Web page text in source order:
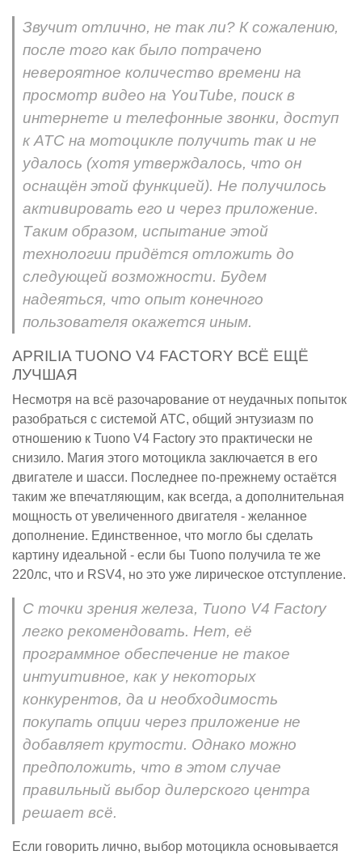
Звучит отлично, не так ли? К сожалению,
после того как было потрачено
невероятное количество времени на
просмотр видео на YouTube, поиск в
интернете и телефонные звонки, доступ
к ATC на мотоцикле получить так и не
удалось (хотя утверждалось, что он
оснащён этой функцией). Не получилось
активировать его и через приложение.
Таким образом, испытание этой
технологии придётся отложить до
следующей возможности. Будем
надеяться, что опыт конечного
пользователя окажется иным.
APRILIA TUONO V4 FACTORY ВСЁ ЕЩЁ
ЛУЧШАЯ
Несмотря на всё разочарование от неудачных попыток
разобраться с системой ATC, общий энтузиазм по
отношению к Tuono V4 Factory это практически не
снизило. Магия этого мотоцикла заключается в его
двигателе и шасси. Последнее по-прежнему остаётся
таким же впечатляющим, как всегда, а дополнительная
мощность от увеличенного двигателя - желанное
дополнение. Единственное, что могло бы сделать
картину идеальной - если бы Tuono получила те же
220лс, что и RSV4, но это уже лирическое отступление.
С точки зрения железа, Tuono V4 Factory
легко рекомендовать. Нет, её
программное обеспечение не такое
интуитивное, как у некоторых
конкурентов, да и необходимость
покупать опции через приложение не
добавляет крутости. Однако можно
предположить, что в этом случае
правильный выбор дилерского центра
решает всё.
Если говорить лично, выбор мотоцикла основывается